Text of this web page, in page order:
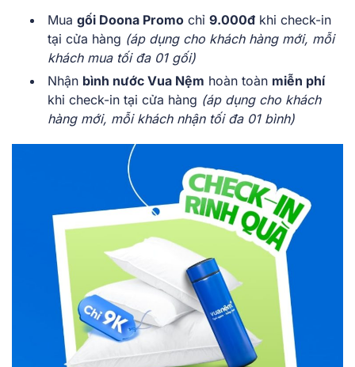
Mua gối Doona Promo chỉ 9.000đ khi check-in
tại cửa hàng (áp dụng cho khách hàng mới, mỗi
khách mua tối đa 01 gối)
Nhận bình nước Vua Nệm hoàn toàn miễn phí
khi check-in tại cửa hàng (áp dụng cho khách
hàng mới, mỗi khách nhận tối đa 01 bình)